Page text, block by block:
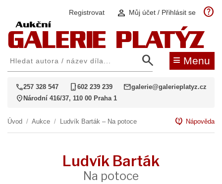
Registrovat person Můj účet / Přihlásit se help
search ≡ Menu
call257 328 547 phone_iphone602 239 239 mailgalerie@galerieplatyz.cz
location_on Národní 416/37, 110 00 Praha 1
Úvod / Aukce / Ludvík Barták – Na potoce contact_support Nápověda
Ludvík Barták
Na potoce